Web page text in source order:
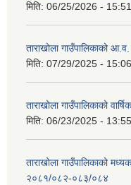
मिति: 06/25/2026 - 15:51
ताराखोला गाउँपालिकाको
मिति: 07/29/2025 - 15:06
ताराखोला गाउँपालिकाको
मिति: 06/23/2025 - 13:55
ताराखोला गाउँपालिकाको
२०८१/०८२-०८३/०८४